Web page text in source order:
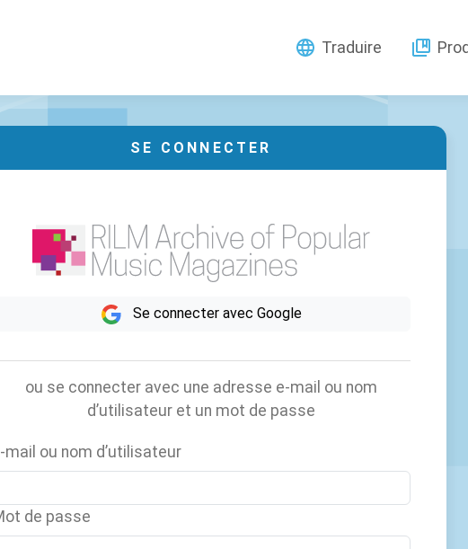
Traduire
SE CONNECTER
Se connecter avec Google
ou se connecter avec une adresse e-mail ou nom
d’utilisateur et un mot de passe
mail ou nom d’utilisateur
de passe